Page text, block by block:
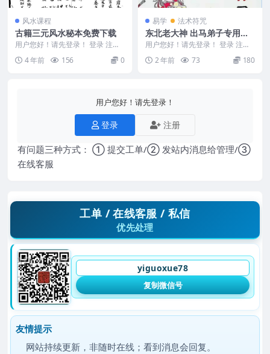
风水课程
古籍三元风水秘本免费下载
用户您好！请先登录！ 登录 注册
本站整理古籍三元风水秘本免费提
供下载希望大家珍...
4 年前 156 0
易学 法术符咒
东北老大神 出马弟子专用咒
语：萨满大神看事秘诀一套 1
79页 手抄本
用户您好！请先登录！ 登录 注册
东北老大神 出马弟子专用咒语：
萨满大神看事秘诀...
2 年前 73 180
用户您好！请先登录！
登录 注册
有问题三种方式： ① 提交工单/② 发站内消息给管理/③
在线客服
工单 / 在线客服 / 私信
优先处理
yiguoxue78
复制微信号
友情提示
网站持续更新，非随时在线；看到消息会回复。